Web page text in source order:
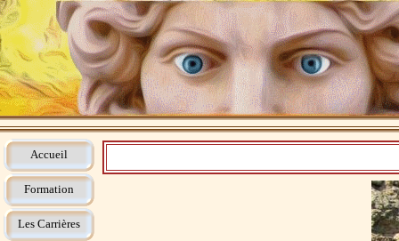
Accueil
Formation
Les Carrières